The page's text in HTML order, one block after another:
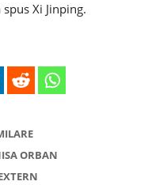
Xi Jinping.
ORBAN